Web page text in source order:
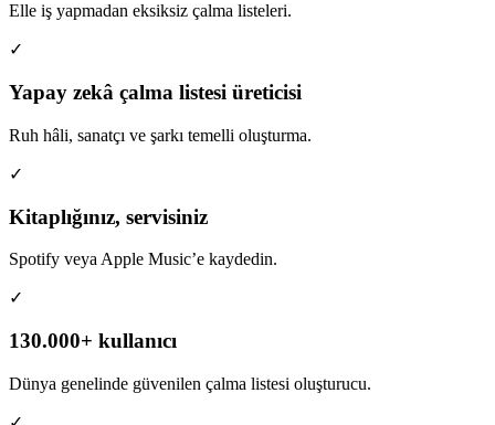
Elle iş yapmadan eksiksiz çalma listeleri.
✓
Yapay zekâ çalma listesi üreticisi
Ruh hâli, sanatçı ve şarkı temelli oluşturma.
✓
Kitaplığınız, servisiniz
Spotify veya Apple Music’e kaydedin.
✓
130.000+ kullanıcı
Dünya genelinde güvenilen çalma listesi oluşturucu.